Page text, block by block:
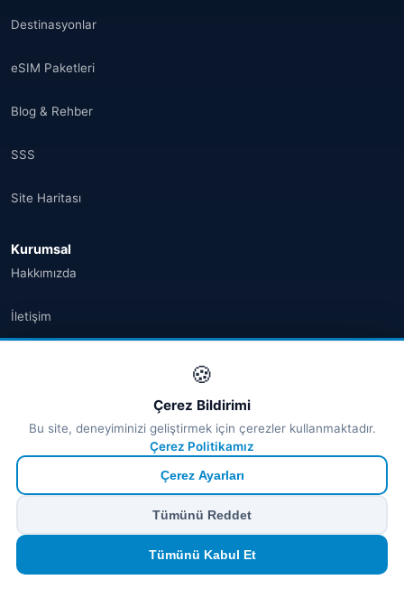
Destinasyonlar
eSIM Paketleri
Blog & Rehber
SSS
Site Haritası
Kurumsal
Hakkımızda
İletişim
Çerez Politikası
KVKK
🍪
Çerez Bildirimi
Bu site, deneyiminizi geliştirmek için çerezler kullanmaktadır.
Çerez Politikamız
Çerez Ayarları
Tümünü Reddet
Tümünü Kabul Et